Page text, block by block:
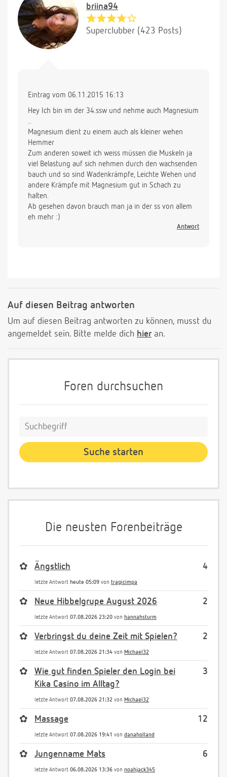
briina94
Superclubber (423 Posts)
Eintrag vom 06.11.2015 16:13
Hey Ich bin im der 34.ssw und nehme auch Magnesium
..
Magnesium dient zu einem auch als kleiner wehen
Hemmer
Zum anderen soweit ich weiss müssen die Muskeln ja
viel Belastung auf sich nehmen durch den wachsenden
bauch und so sind Wadenkrämpfe, Leichte Wehen und
andere Krämpfe mit Magnesium gut in Schach zu
halten.
Ab gesehen davon brauch man ja in der ss von allem
eh mehr :)
Antwort
Auf diesen Beitrag antworten
Um auf diesen Beitrag antworten zu können, musst du
angemeldet sein. Bitte melde dich hier an.
Foren durchsuchen
Die neusten Forenbeiträge
4
✿ Ängstlich
letzte Antwort heute 05:09 von tragicimpa
2
✿ Neue Hibbelgrupe August 2026
letzte Antwort 07.08.2026 23:20 von hannahsturm
2
✿ Verbringst du deine Zeit mit Spielen?
letzte Antwort 07.08.2026 21:34 von Michael32
3
✿
Wie gut finden Spieler den Login bei
Kika Casino im Alltag?
letzte Antwort 07.08.2026 21:32 von Michael32
12
✿ Massage
letzte Antwort 07.08.2026 19:41 von danaholland
6
✿ Jungenname Mats
letzte Antwort 06.08.2026 13:36 von noahjack345